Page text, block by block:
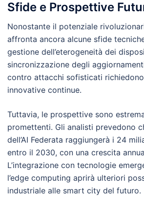
Sfide e Prospettive
Nonostante il potenziale
affronta ancora alcune sfide
gestione dell’eterogeneità dei
sincronizzazione degli
contro attacchi sofisticati
innovative continue.
Tuttavia, le prospettive sono
promettenti. Gli analisti prevedono
dell’AI Federata raggiungerà i 24
entro il 2030, con una crescita
L’integrazione con tecnologie
l’edge computing aprirà ulteriori
industriale alle smart city del futuro.